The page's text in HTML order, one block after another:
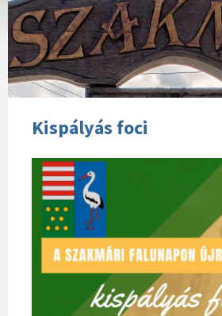
Kispályás foci